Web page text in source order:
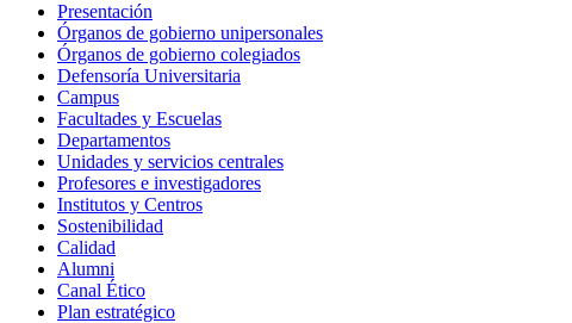
Presentación
Órganos de gobierno unipersonales
Órganos de gobierno colegiados
Defensoría Universitaria
Campus
Facultades y Escuelas
Departamentos
Unidades y servicios centrales
Profesores e investigadores
Institutos y Centros
Sostenibilidad
Calidad
Alumni
Canal Ético
Plan estratégico